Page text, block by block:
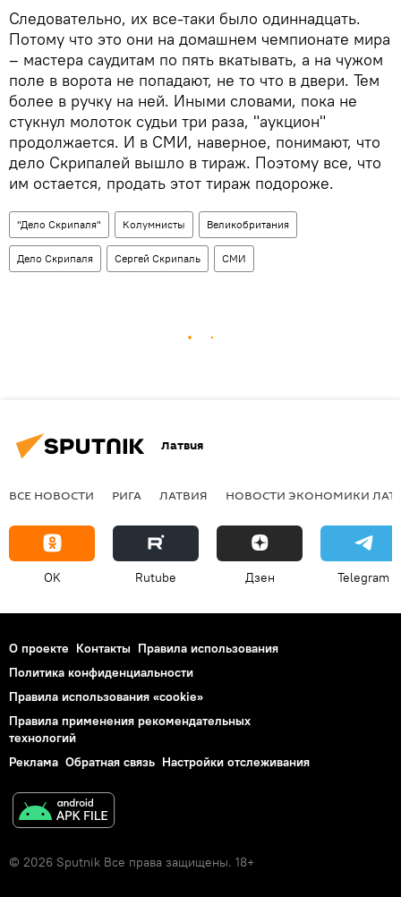
Следовательно, их все-таки было одиннадцать.
Потому что это они на домашнем чемпионате мира
– мастера саудитам по пять вкатывать, а на чужом
поле в ворота не попадают, не то что в двери. Тем
более в ручку на ней. Иными словами, пока не
стукнул молоток судьи три раза, "аукцион"
продолжается. И в СМИ, наверное, понимают, что
дело Скрипалей вышло в тираж. Поэтому все, что
им остается, продать этот тираж подороже.
"Дело Скрипаля" Колумнисты Великобритания
Дело Скрипаля Сергей Скрипаль СМИ
Латвия
ВСЕ НОВОСТИ РИГА ЛАТВИЯ НОВОСТИ ЭКОНОМИКИ
OK Rutube Дзен Telegram
О проекте Контакты Правила использования
Политика конфиденциальности
Правила использования «cookie»
Правила применения рекомендательных
технологий
Реклама Обратная связь Настройки отслеживания
© 2026 Sputnik Все права защищены. 18+